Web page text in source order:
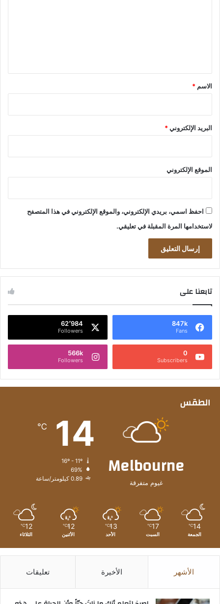
*
الاسم *
البريد الإلكتروني*
الموقع الإلكتروني
احفظ اسمي، بريدي الإلكتروني، والموقع الإلكتروني في هذا المتصفح
لاستخدامها المرة المقبلة في تعليقي.
تابعنا على
847k
Fans
62٬984
Followers
0
Subscribers
566k
Followers
الطقس
Melbourne
غيوم متفرقة
14
℃
69%
0.89 كيلومتر/ساعة
14
℃
الجمعة
17
℃
السبت
13
℃
الأحد
12
℃
الأثنين
12
℃
الثلاثاء
الأشهر الأخيرة تعليقات